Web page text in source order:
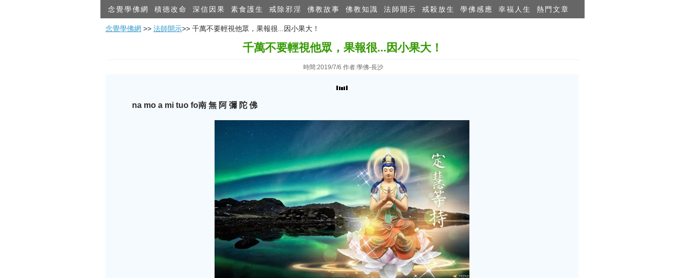
念覺學佛網 積德改命 深信因果 素食護生 戒除邪淫 佛教故事 佛教知識 法師開示 戒殺放生 學佛感應 幸福人生 熱門文章
念覺學佛網 >> 法師開示>> 千萬不要輕視他眾，果報很...因小果大！
千萬不要輕視他眾，果報很...因小果大！
時間:2019/7/6 作者:學佛-長沙
na mo a mi tuo fo南 無 阿 彌 陀 佛